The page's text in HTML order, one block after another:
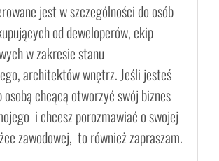
jest w szczególności do osób
od deweloperów, ekip
w zakresie stanu
architektów wnętrz. Jeśli jesteś
chcącą otworzyć swój biznes
i chcesz porozmawiać o swojej
zawodowej, to również zapraszam.